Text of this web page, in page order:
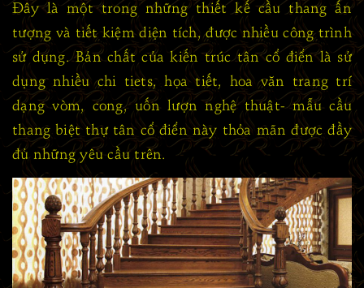
Đây là một trong những thiết kế cầu thang ấn
tượng và tiết kiệm diện tích, được nhiều công trình
sử dụng. Bản chất của kiến trúc tân cổ điển là sử
dụng nhiều chi tiets, họa tiết, hoa văn trang trí
dạng vòm, cong, uốn lượn nghệ thuật- mẫu cầu
thang biệt thự tân cổ điển này thỏa mãn được đầy
đủ những yêu cầu trên.